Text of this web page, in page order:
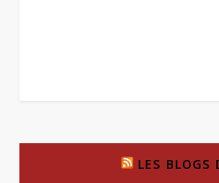
LES BLOGS